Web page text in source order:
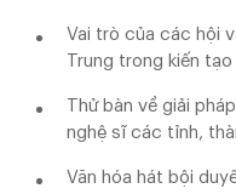
Vai trò của các hội
Trung trong kiến
Thử bàn về giải
nghệ sĩ các tỉnh,
Văn hóa hát bội